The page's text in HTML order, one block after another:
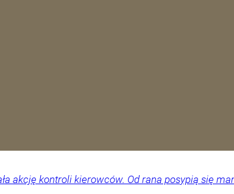
akcję kontroli kierowców. Od rana posypią się